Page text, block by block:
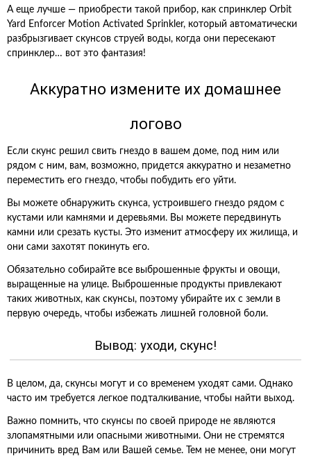
А еще лучше — приобрести такой прибор, как спринклер Orbit
Yard Enforcer Motion Activated Sprinkler, который автоматически
разбрызгивает скунсов струей воды, когда они пересекают
спринклер… вот это фантазия!
Аккуратно измените их домашнее
логово
Если скунс решил свить гнездо в вашем доме, под ним или
рядом с ним, вам, возможно, придется аккуратно и незаметно
переместить его гнездо, чтобы побудить его уйти.
Вы можете обнаружить скунса, устроившего гнездо рядом с
кустами или камнями и деревьями. Вы можете передвинуть
камни или срезать кусты. Это изменит атмосферу их жилища, и
они сами захотят покинуть его.
Обязательно собирайте все выброшенные фрукты и овощи,
выращенные на улице. Выброшенные продукты привлекают
таких животных, как скунсы, поэтому убирайте их с земли в
первую очередь, чтобы избежать лишней головной боли.
Вывод: уходи, скунс!
В целом, да, скунсы могут и со временем уходят сами. Однако
часто им требуется легкое подталкивание, чтобы найти выход.
Важно помнить, что скунсы по своей природе не являются
злопамятными или опасными животными. Они не стремятся
причинить вред Вам или Вашей семье. Тем не менее, они могут